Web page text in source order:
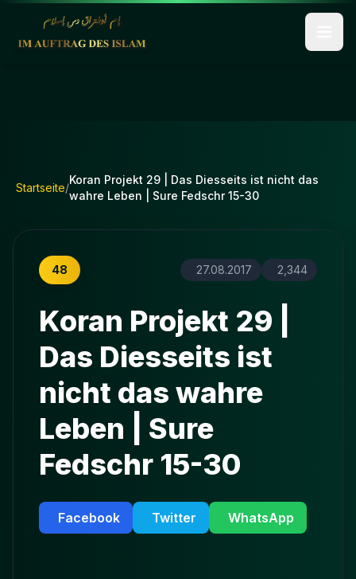
Startseite/
Koran Projekt 29 | Das Diesseits ist nicht das
wahre Leben | Sure Fedschr 15-30
48 27.08.2017 2,344
Koran Projekt 29 |
Das Diesseits ist
nicht das wahre
Leben | Sure
Fedschr 15-30
Facebook Twitter WhatsApp